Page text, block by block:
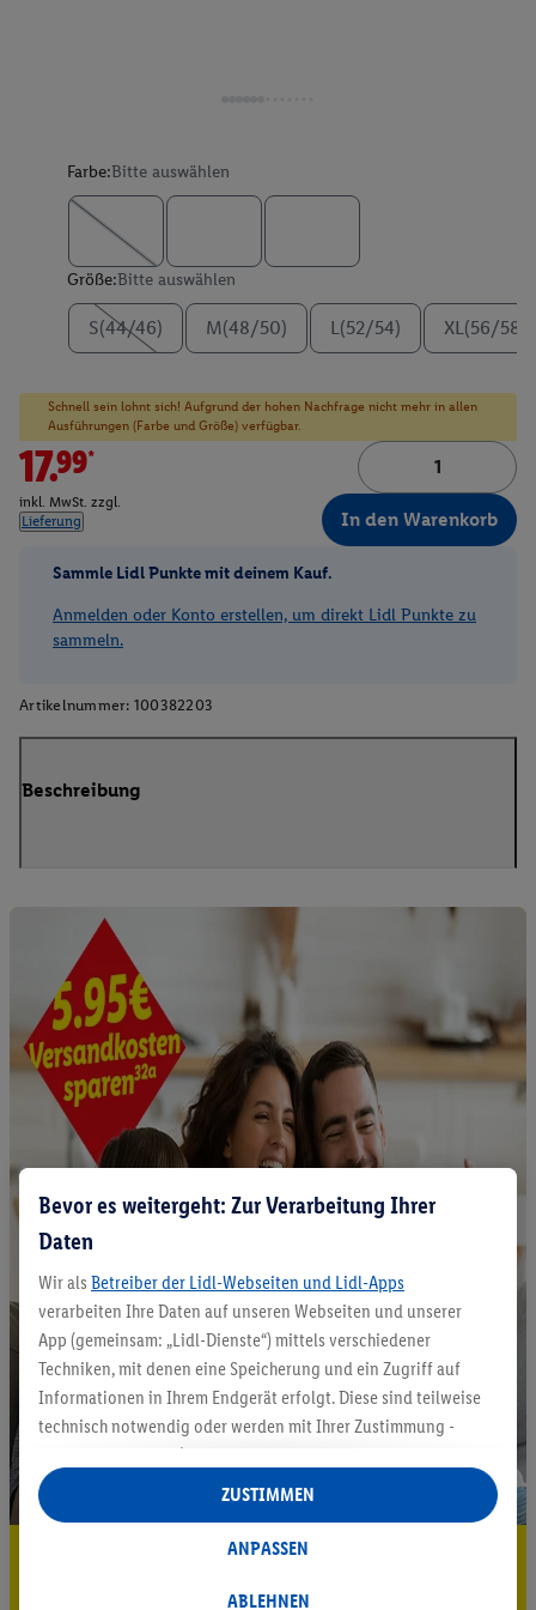
Farbe:Bitte auswählen
Größe:Bitte auswählen
S(44/46) M(48/50) L(52/54) XL(56/58)
Schnell sein lohnt sich! Aufgrund der hohen Nachfrage nicht mehr in allen
Ausführungen (Farbe und Größe) verfügbar.
17.99*
inkl. MwSt. zzgl.
Lieferung
In den Warenkorb
Sammle Lidl Punkte mit deinem Kauf.
Anmelden oder Konto erstellen, um direkt Lidl Punkte zu
sammeln.
Artikelnummer: 100382203
Beschreibung
5.95 € Versand sparen³²ᵃ
Jetzt zum Newsletter anmelden
Bevor es weitergeht: Zur Verarbeitung Ihrer
Daten
Wir als Betreiber der Lidl-Webseiten und Lidl-Apps
verarbeiten Ihre Daten auf unseren Webseiten und unserer
App (gemeinsam: „Lidl-Dienste“) mittels verschiedener
Techniken, mit denen eine Speicherung und ein Zugriff auf
Informationen in Ihrem Endgerät erfolgt. Diese sind teilweise
technisch notwendig oder werden mit Ihrer Zustimmung -
auch durch Partner (u.a.
Verantwortliche; im Zusammenhang mit dem IAB TCF
insgesamt
Statistik-Erstellung oder für personalisierte Werbung
Datenverarbeitungen für personalisierte Werbung werden
ABLEHNEN
ANPASSEN
ZUSTIMMEN